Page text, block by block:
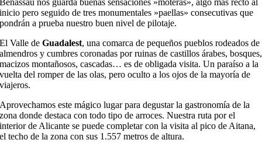
inicio pero seguido de tres monumentales »paellas» consecutivas que
pondrán a prueba nuestro buen nivel de pilotaje.
El Valle deGuadalest, una comarca de pequeños pueblos rodeados de
almendros y cumbres coronadas por ruinas de castillos árabes, bosques,
macizos montañosos, cascadas… es de obligada visita. Un paraíso a la
vuelta del romper de las olas, pero oculto a los ojos de la mayoría de
viajeros.
Aprovechamos este mágico lugar para degustar la gastronomía de la
zona donde destaca con todo tipo de arroces. Nuestra ruta por el
interior de Alicante se puede completar con la visita al pico de Aitana,
el techo de la zona con sus 1.557 metros de altura.